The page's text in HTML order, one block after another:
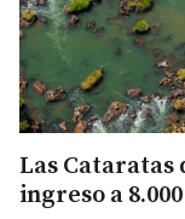
Las
ingreso a